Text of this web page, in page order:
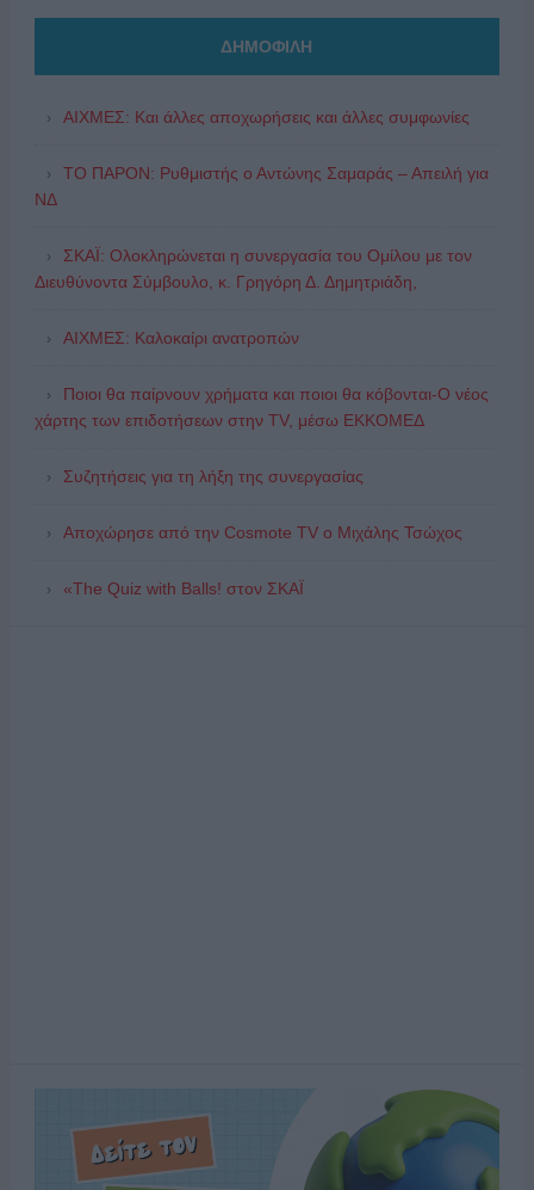
ΔΗΜΟΦΙΛΗ
ΑΙΧΜΕΣ: Και άλλες αποχωρήσεις και άλλες συμφωνίες
ΤΟ ΠΑΡΟΝ: Ρυθμιστής ο Αντώνης Σαμαράς – Απειλή για
ΝΔ
ΣΚΑΪ: Ολοκληρώνεται η συνεργασία του Ομίλου με τον
Διευθύνοντα Σύμβουλο, κ. Γρηγόρη Δ. Δημητριάδη,
ΑΙΧΜΕΣ: Καλοκαίρι ανατροπών
Ποιοι θα παίρνουν χρήματα και ποιοι θα κόβονται-Ο νέος
χάρτης των επιδοτήσεων στην TV, μέσω ΕΚΚΟΜΕΔ
Συζητήσεις για τη λήξη της συνεργασίας
Αποχώρησε από την Cosmote TV o Μιχάλης Τσώχος
«The Quiz with Balls! στον ΣΚΑΪ